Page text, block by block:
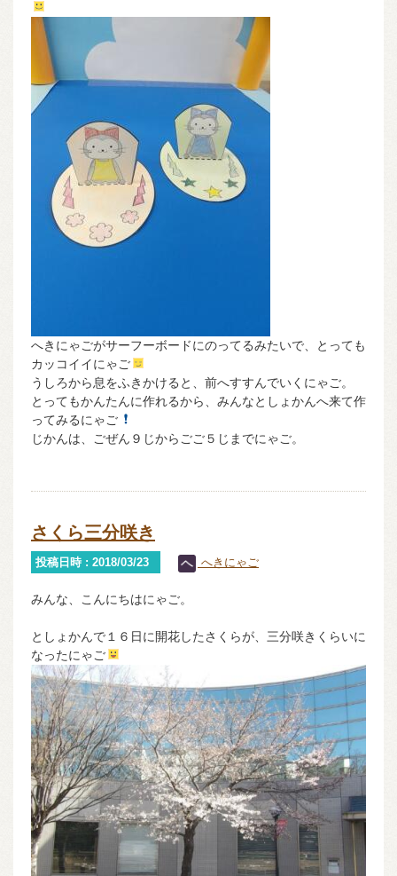
へきにゃごがサーフーボードにのってるみたいで、とっても
カッコイイにゃご
うしろから息をふきかけると、前へすすんでいくにゃご。
とってもかんたんに作れるから、みんなとしょかんへ来て作
ってみるにゃご
じかんは、ごぜん９じからごご５じまでにゃご。
さくら三分咲き
投稿日時 : 2018/03/23 へきにゃご
みんな、こんにちはにゃご。
としょかんで１６日に開花したさくらが、三分咲きくらいに
なったにゃご